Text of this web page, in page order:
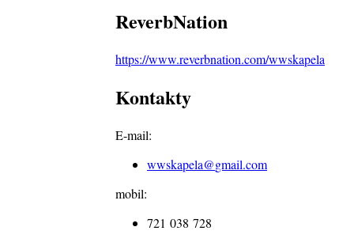
ReverbNation
https://www.reverbnation.com/wwskapela
Kontakty
E-mail:
wwskapela@gmail.com
mobil:
721 038 728